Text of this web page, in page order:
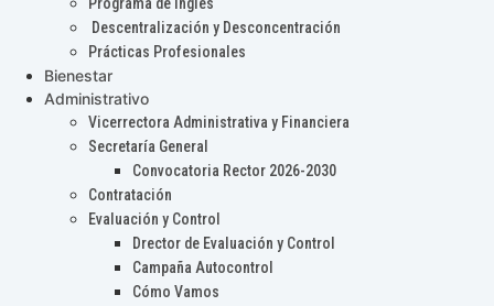
Programa de Inglés
Descentralización y Desconcentración
Prácticas Profesionales
Bienestar
Administrativo
Vicerrectora Administrativa y Financiera
Secretaría General
Convocatoria Rector 2026-2030
Contratación
Evaluación y Control
Drector de Evaluación y Control
Campaña Autocontrol
Cómo Vamos